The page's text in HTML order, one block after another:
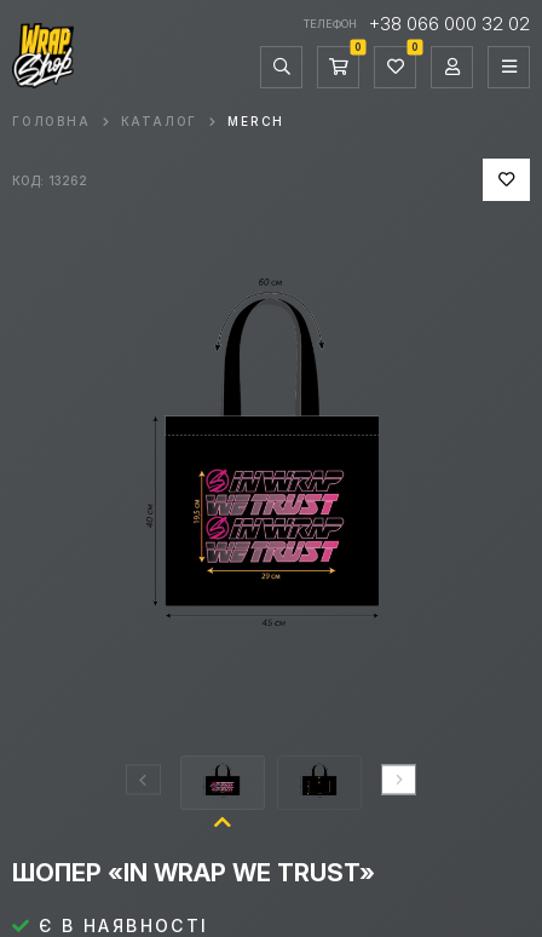
ТЕЛЕФОН +38 066 000 32 02
0 0
ГОЛОВНА КАТАЛОГ MERCH
ШОПЕР «IN WRAP WE TRUST»
Є В НАЯВНОСТІ
КОД: 13262